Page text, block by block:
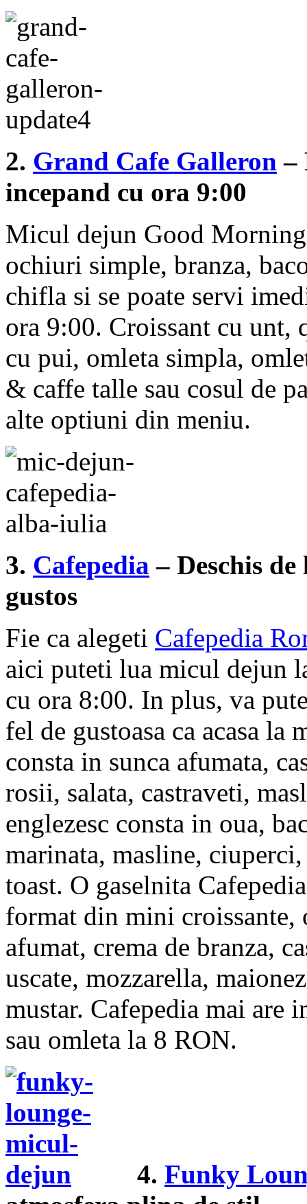
2. Grand Cafe Galleron –
incepand cu ora 9:00
Micul dejun Good
ochiuri simple, branza,
chifla si se poate servi
ora 9:00. Croissant cu unt,
cu pui, omleta simpla,
& caffe talle sau cosul de
alte optiuni din meniu.
3. Cafepedia – Deschis
gustos
Fie ca alegeti Cafepedia
aici puteti lua micul dejun
cu ora 8:00. In plus, va
fel de gustoasa ca acasa
consta in sunca afumata,
rosii, salata, castraveti,
englezesc consta in oua,
marinata, masline,
toast. O gaselnita
format din mini croissante,
afumat, crema de branza,
uscate, mozzarella,
mustar. Cafepedia mai are
sau omleta la 8 RON.
4. Funky